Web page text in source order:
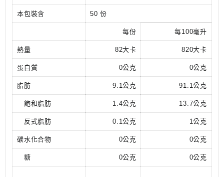
本包裝含 50 份
每份 每100毫升
熱量 82大卡 820大卡
蛋白質 0公克 0公克
脂肪 9.1公克 91.1公克
飽和脂肪 1.4公克 13.7公克
反式脂肪 0.1公克 1公克
碳水化合物 0公克 0公克
糖 0公克 0公克